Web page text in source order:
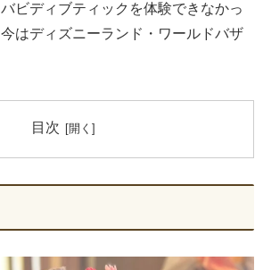
ビディブティックを体験できなかっ
はディズニーランド・ワールドバザ
目次